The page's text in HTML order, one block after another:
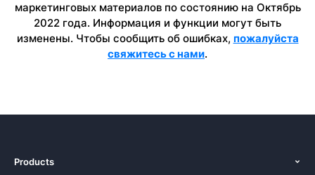
маркетинговых материалов по состоянию на Октябрь
2022 года. Информация и функции могут быть
изменены. Чтобы сообщить об ошибках, пожалуйста
свяжитесь с нами.
Products